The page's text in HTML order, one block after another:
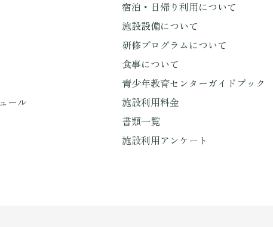
ール
宿泊・日帰り利用について
施設設備について
研修プログラムについて
食事について
青少年教育センターガイドブック
施設利用料金
書類一覧
施設利用アンケート